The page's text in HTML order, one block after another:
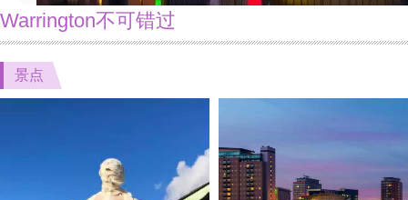
Warrington不可错过
景点